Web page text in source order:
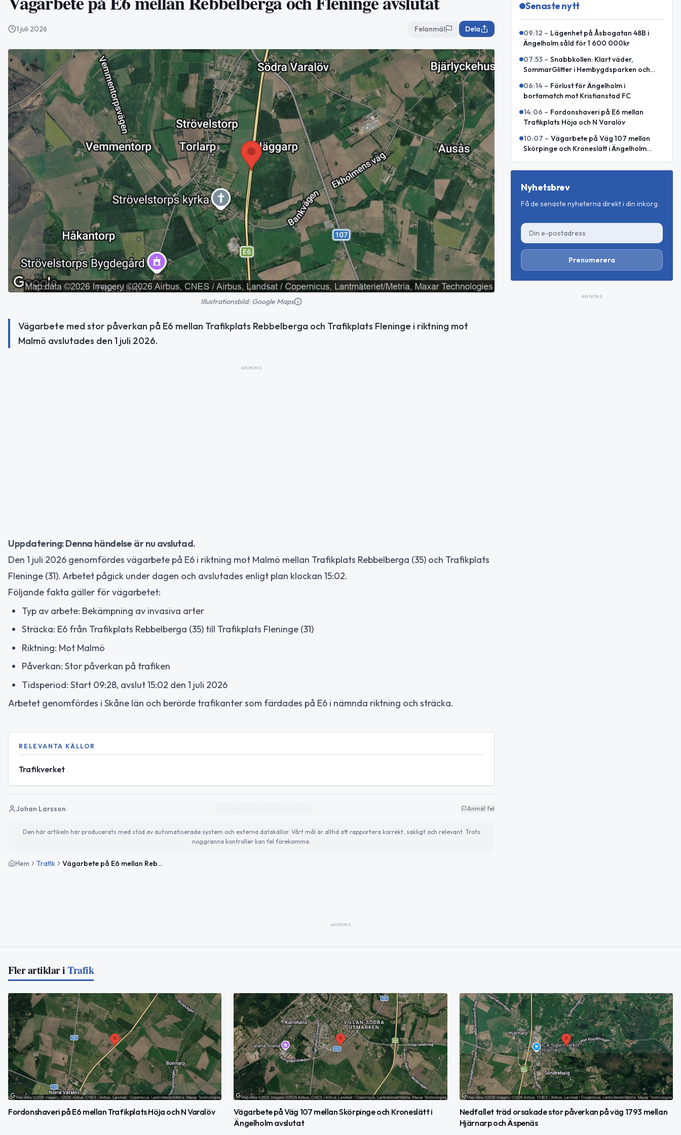
1 juli 2026 Felanmäl Dela
Illustrationsbild: Google Maps
Vägarbete med stor påverkan på E6 mellan Trafikplats Rebbelberga och Trafikplats Fleninge i riktning mot
Malmö avslutades den 1 juli 2026.
ANNONS
Uppdatering: Denna händelse är nu avslutad.
Den 1 juli 2026 genomfördes vägarbete på E6 i riktning mot Malmö mellan Trafikplats Rebbelberga (35) och Trafikplats
Fleninge (31). Arbetet pågick under dagen och avslutades enligt plan klockan 15:02.
Följande fakta gäller för vägarbetet:
Typ av arbete: Bekämpning av invasiva arter
Sträcka: E6 från Trafikplats Rebbelberga (35) till Trafikplats Fleninge (31)
Riktning: Mot Malmö
Påverkan: Stor påverkan på trafiken
Tidsperiod: Start 09:28, avslut 15:02 den 1 juli 2026
Arbetet genomfördes i Skåne län och berörde trafikanter som färdades på E6 i nämnda riktning och sträcka.
RELEVANTA KÄLLOR
Trafikverket
Johan Larsson Anmäl fel
Den här artikeln har producerats med stöd av automatiserade system och externa datakällor. Vårt mål är alltid att rapportera korrekt, sakligt och relevant. Trots
noggranna kontroller kan fel förekomma.
Hem Trafik Vägarbete på E6 mellan Rebbelberga och Fleninge avslutat
Senaste nytt
09:12 – Lägenhet på Åsbogatan 48B i
Ängelholm såld för 1 600 000kr
07:53 – Snabbkollen: Klart väder,
SommarGlitter i Hembygdsparken och
internationellt försvarssamarbete
06:14 – Förlust för Ängelholm i
bortamatch mot Kristianstad FC
14:06 – Fordonshaveri på E6 mellan
Trafikplats Höja och N Varalöv
10:07 – Vägarbete på Väg 107 mellan
Skörpinge och Kroneslätt i Ängelholm
Nyhetsbrev
Få de senaste nyheterna direkt i din inkorg.
Prenumerera
ANNONS
ANNONS
Fler artiklar iTrafik
Fordonshaveri på E6 mellan Trafikplats Höja och N Varalöv
Vägarbete på Väg 107 mellan Skörpinge och Kroneslätt i
Ängelholm avslutat
Nedfallet träd orsakade stor påverkan på väg 1793 mellan
Hjärnarp och Äspenäs